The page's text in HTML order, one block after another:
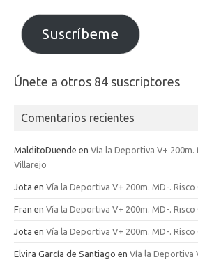
electrónico
Suscríbeme
Únete a otros 84 suscriptores
Comentarios recientes
MalditoDuende en Vía la Deportiva V+ 200m.
Villarejo
Jota en Vía la Deportiva V+ 200m. MD-.
Fran en Vía la Deportiva V+ 200m. MD-.
Jota en Vía la Deportiva V+ 200m. MD-.
Elvira García de Santiago en Vía la Deportiva